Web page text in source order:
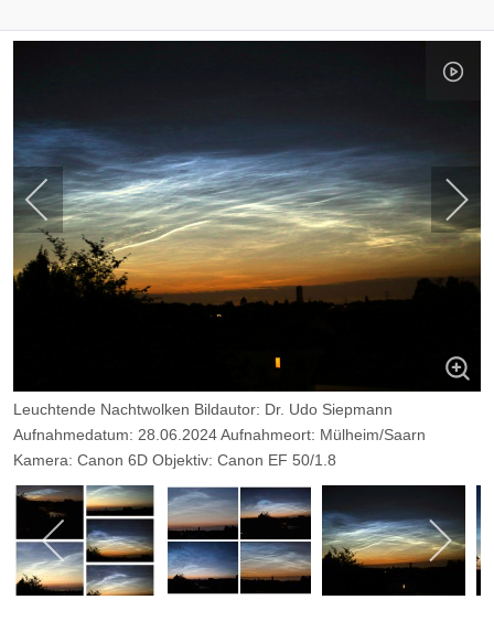
Leuchtende Nachtwolken Bildautor: Dr. Udo Siepmann
Aufnahmedatum: 28.06.2024 Aufnahmeort: Mülheim/Saarn
Kamera: Canon 6D Objektiv: Canon EF 50/1.8
Belichtungszeit: 1/50 sec Blende 2.0